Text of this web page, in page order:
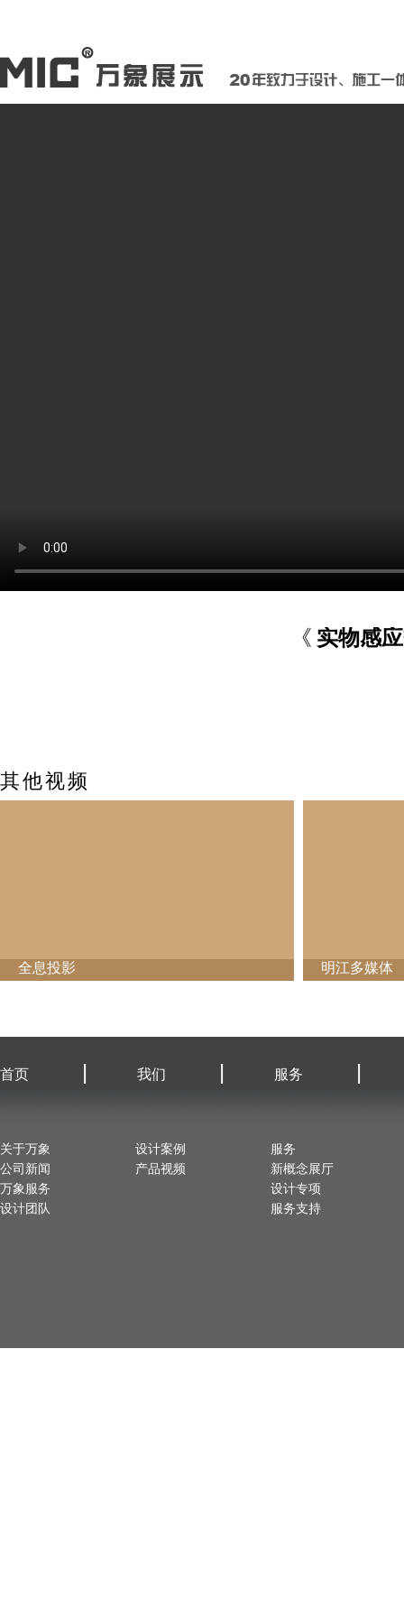
《 实物感
其他视频
全息投影 明江多媒体
首页 | 我们 | 服务 |
关于万象
公司新闻
万象服务
设计团队
设计案例
产品视频
服务
新概念展厅
设计专项
服务支持